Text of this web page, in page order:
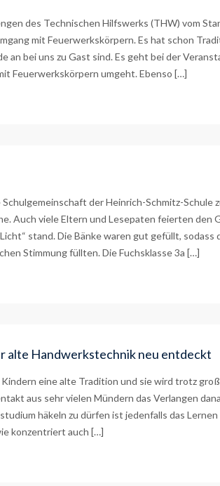
des Technischen Hilfswerks (THW) vom
mit Feuerwerkskörpern. Es hat schon
an bei uns zu Gast sind. Es geht bei der
Feuerwerkskörpern umgeht. Ebenso […]
der Heinrich-Schmitz-Schule
Auch viele Eltern und Lesepaten feierten den
stand. Die Bänke waren gut gefüllt, sodass
Stimmung füllten. Die Fuchsklasse 3a […]
alte Handwerkstechnik neu entdeckt
eine alte Tradition und sie wird trotz
aus sehr vielen Mündern das Verlangen
häkeln zu dürfen ist jedenfalls das
konzentriert auch […]